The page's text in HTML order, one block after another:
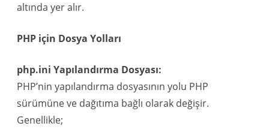
altında yer alır.
PHP için Dosya Yolları
php.ini Yapılandırma Dosyası:
PHP’nin yapılandırma dosyasının yolu PHP
sürümüne ve dağıtıma bağlı olarak değişir.
Genellikle;